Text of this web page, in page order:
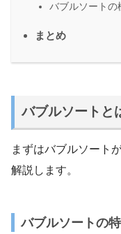
バブルソートの
まとめ
バブルソートと
まずはバブルソート
解説します。
バブルソートの